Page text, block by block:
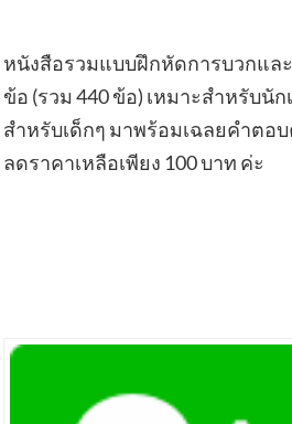
หนังสือรวมแบบฝึกหัดการบวกแล
ข้อ (รวม 440 ข้อ) เหมาะสำหรับนั
สำหรับเด็กๆ มาพร้อมเฉลยคำตอ
ลดราคาเหลือเพียง 100 บาท ค่ะ